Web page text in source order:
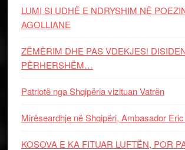
LUMI SI UDHË E NDRYSHIM NË
AGOLLIANE
ZËMËRIM DHE PAS VDEKJES!
PËRHERSHËM…
Patriotë nga Shqipëria vizituan Vatrën
Mirëseardhje në Shqipëri, Ambasador
KOSOVA E KA FITUAR LUFTËN, POR